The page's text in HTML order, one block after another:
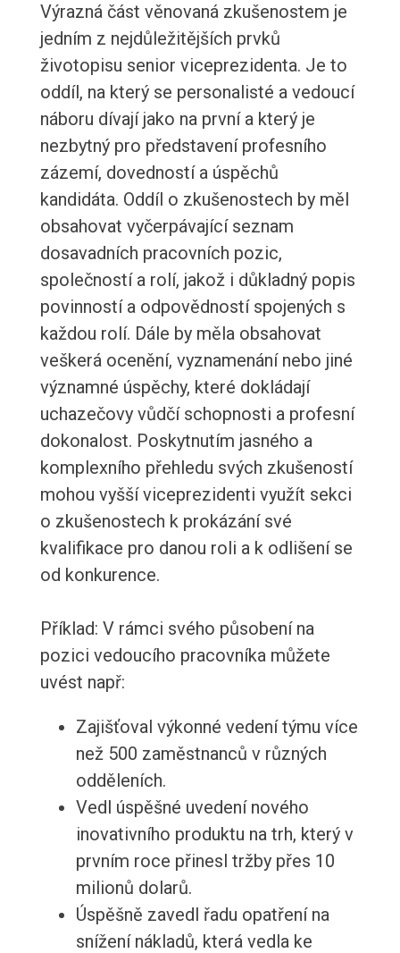
Výrazná část věnovaná zkušenostem je
jedním z nejdůležitějších prvků
životopisu senior viceprezidenta. Je to
oddíl, na který se personalisté a vedoucí
náboru dívají jako na první a který je
nezbytný pro představení profesního
zázemí, dovedností a úspěchů
kandidáta. Oddíl o zkušenostech by měl
obsahovat vyčerpávající seznam
dosavadních pracovních pozic,
společností a rolí, jakož i důkladný popis
povinností a odpovědností spojených s
každou rolí. Dále by měla obsahovat
veškerá ocenění, vyznamenání nebo jiné
významné úspěchy, které dokládají
uchazečovy vůdčí schopnosti a profesní
dokonalost. Poskytnutím jasného a
komplexního přehledu svých zkušeností
mohou vyšší viceprezidenti využít sekci
o zkušenostech k prokázání své
kvalifikace pro danou roli a k odlišení se
od konkurence.
Příklad: V rámci svého působení na
pozici vedoucího pracovníka můžete
uvést např:
Zajišťoval výkonné vedení týmu více
než 500 zaměstnanců v různých
odděleních.
Vedl úspěšné uvedení nového
inovativního produktu na trh, který v
prvním roce přinesl tržby přes 10
milionů dolarů.
Úspěšně zavedl řadu opatření na
snížení nákladů, která vedla ke